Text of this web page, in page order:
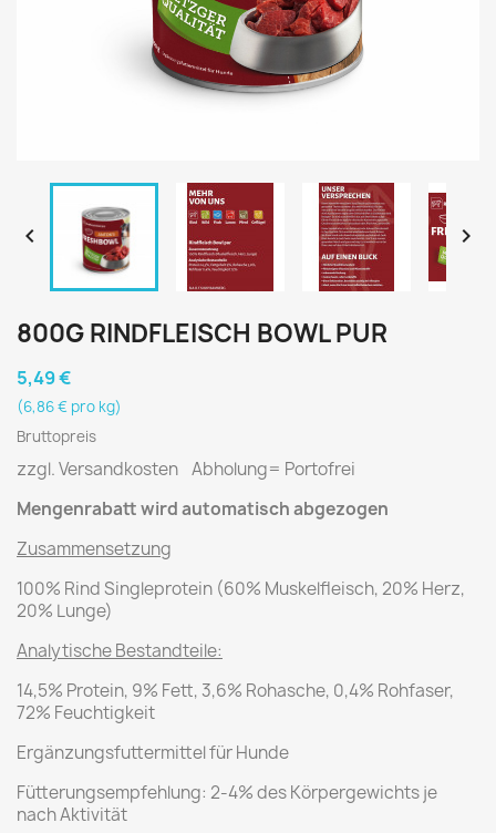
 
800G RINDFLEISCH BOWL PUR
5,49 €
(6,86 € pro kg)
Bruttopreis
zzgl. Versandkosten Abholung= Portofrei
Mengenrabatt wird automatisch abgezogen
Zusammensetzung
100% Rind Singleprotein (60% Muskelfleisch, 20% Herz,
20% Lunge)
Analytische Bestandteile:
14,5% Protein, 9% Fett, 3,6% Rohasche, 0,4% Rohfaser,
72% Feuchtigkeit
Ergänzungsfuttermittel für Hunde
Fütterungsempfehlung: 2-4% des Körpergewichts je
nach Aktivität